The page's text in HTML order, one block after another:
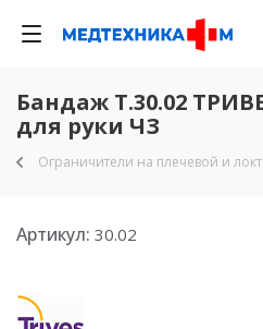
Бандаж Т.30.02
для руки ЧЗ
Ограничители на плечевой и
Артикул: 30.02